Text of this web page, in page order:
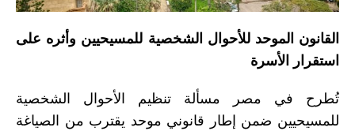
القانون الموحد للأحوال الشخصية للمسيحيين وأثره على
استقرار الأسرة
تُطرح في مصر مسألة تنظيم الأحوال الشخصية
للمسيحيين ضمن إطار قانوني موحد يقترب من الصياغة